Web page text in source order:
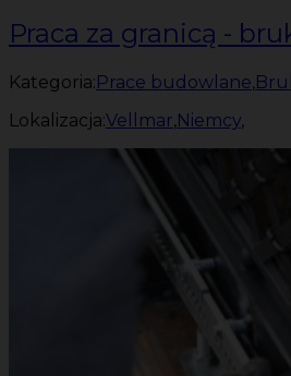
Praca za granicą -
Kategoria:Prace budowlane,
Lokalizacja:Vellmar,Niemcy,